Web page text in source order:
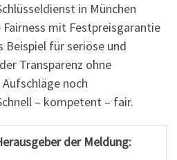
in München
mit Festpreisgarantie
Beispiel für seriöse und
Transparenz ohne
noch
– kompetent – fair.
der Meldung: